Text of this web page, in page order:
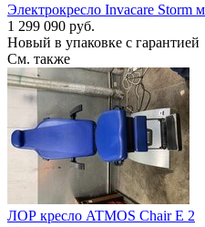
Электрокресло Invacare Storm
1 299 090 руб.
Новый в упаковке с гарантией
См. также
ЛОР кресло ATMOS Chair E 2